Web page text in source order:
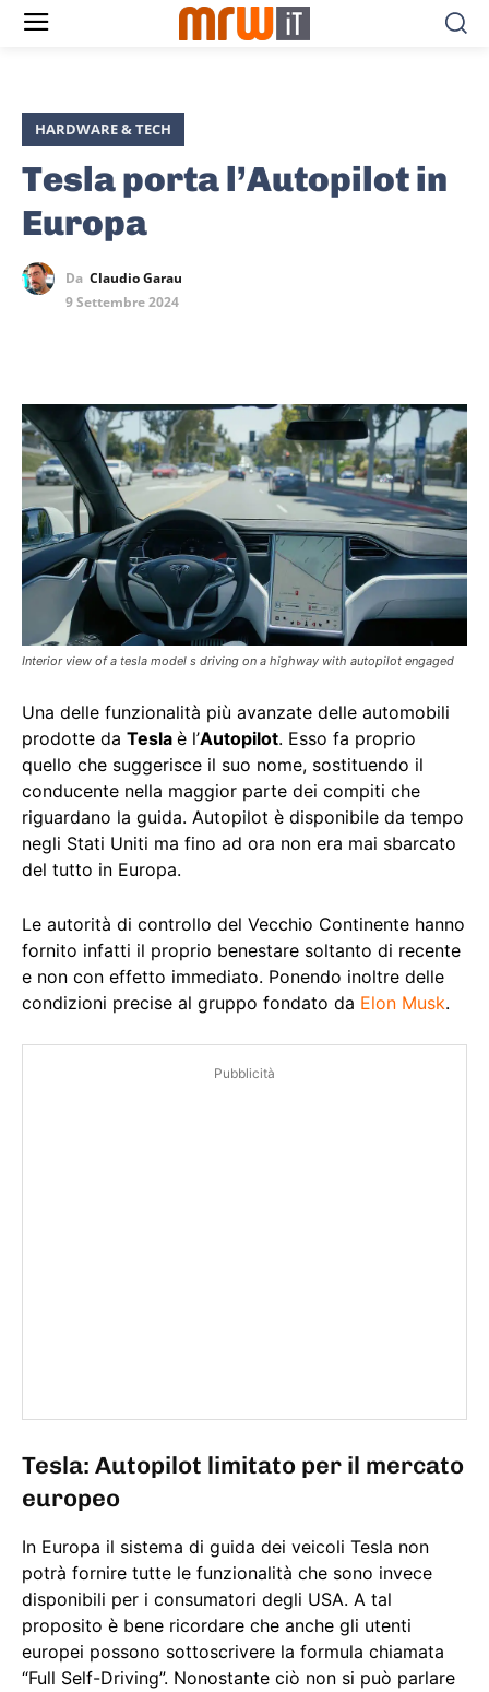
HARDWARE & TECH
Tesla porta l’Autopilot in
Europa
Da Claudio Garau
9 Settembre 2024
Interior view of a tesla model s driving on a highway with autopilot engaged
Una delle funzionalità più avanzate delle automobili
prodotte da Tesla è l’Autopilot. Esso fa proprio
quello che suggerisce il suo nome, sostituendo il
conducente nella maggior parte dei compiti che
riguardano la guida. Autopilot è disponibile da tempo
negli Stati Uniti ma fino ad ora non era mai sbarcato
del tutto in Europa.
Le autorità di controllo del Vecchio Continente hanno
fornito infatti il proprio benestare soltanto di recente
e non con effetto immediato. Ponendo inoltre delle
condizioni precise al gruppo fondato da Elon Musk.
Pubblicità
Tesla: Autopilot limitato per il mercato
europeo
In Europa il sistema di guida dei veicoli Tesla non
potrà fornire tutte le funzionalità che sono invece
disponibili per i consumatori degli USA. A tal
proposito è bene ricordare che anche gli utenti
europei possono sottoscrivere la formula chiamata
“Full Self-Driving”. Nonostante ciò non si può parlare